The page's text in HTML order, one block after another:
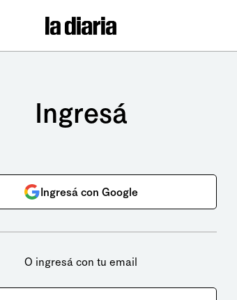
Ingresá
Ingresá con Google
O ingresá con tu email